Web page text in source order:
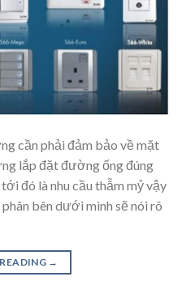
cần phải đảm bảo về mặt
lắp đặt đường ống đúng
đó là nhu cầu thẫm mỷ vậy
bên dưới mình sẽ nói rõ
→